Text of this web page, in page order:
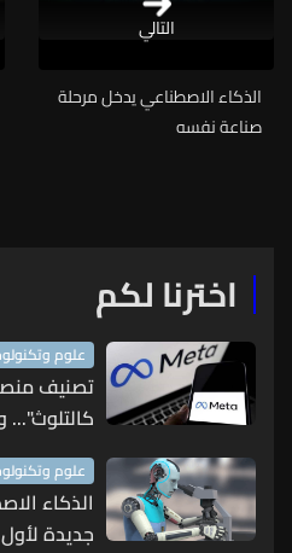
التالي
الذكاء الاصطناعي يدخل مرحلة
صناعة نفسه
اخترنا لكم
علوم
تصنيف
دولار!
علوم
الذكاء
جديدة